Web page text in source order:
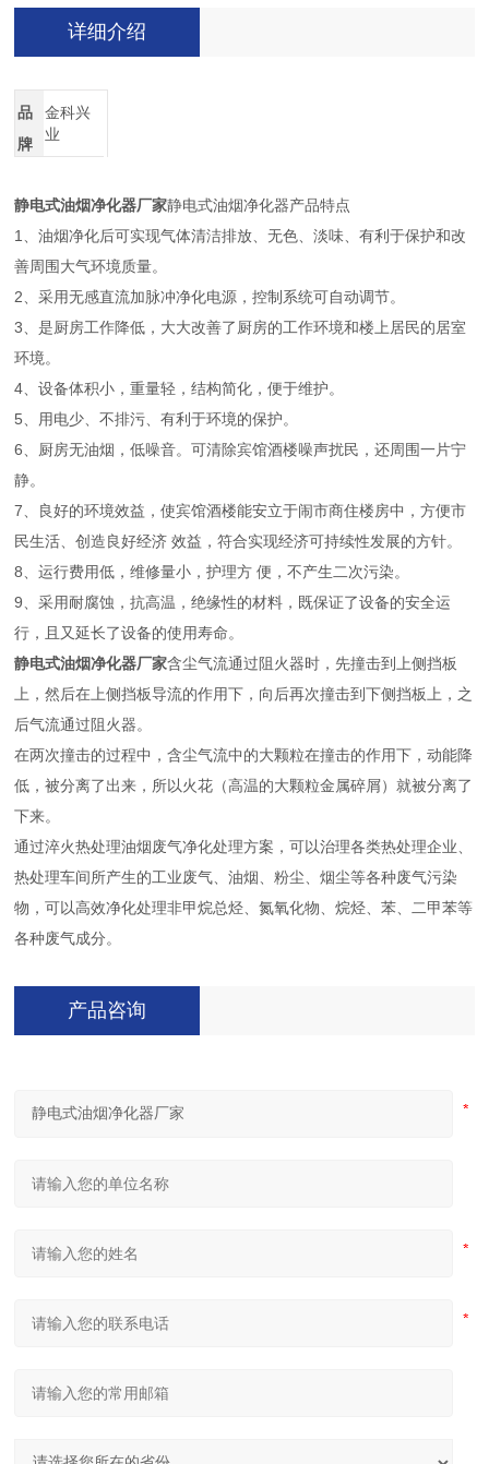
详细介绍
品
牌
金科兴
业
静电式油烟净化器厂家静电式油烟净化器产品特点
1、油烟净化后可实现气体清洁排放、无色、淡味、有利于保护和改
善周围大气环境质量。
2、采用无感直流加脉冲净化电源，控制系统可自动调节。
3、是厨房工作降低，大大改善了厨房的工作环境和楼上居民的居室
环境。
4、设备体积小，重量轻，结构简化，便于维护。
5、用电少、不排污、有利于环境的保护。
6、厨房无油烟，低噪音。可清除宾馆酒楼噪声扰民，还周围一片宁
静。
7、良好的环境效益，使宾馆酒楼能安立于闹市商住楼房中，方便市
民生活、创造良好经济 效益，符合实现经济可持续性发展的方针。
8、运行费用低，维修量小，护理方 便，不产生二次污染。
9、采用耐腐蚀，抗高温，绝缘性的材料，既保证了设备的安全运
行，且又延长了设备的使用寿命。
静电式油烟净化器厂家含尘气流通过阻火器时，先撞击到上侧挡板
上，然后在上侧挡板导流的作用下，向后再次撞击到下侧挡板上，之
后气流通过阻火器。
在两次撞击的过程中，含尘气流中的大颗粒在撞击的作用下，动能降
低，被分离了出来，所以火花（高温的大颗粒金属碎屑）就被分离了
下来。
通过淬火热处理油烟废气净化处理方案，可以治理各类热处理企业、
热处理车间所产生的工业废气、油烟、粉尘、烟尘等各种废气污染
物，可以高效净化处理非甲烷总烃、氮氧化物、烷烃、苯、二甲苯等
各种废气成分。
产品咨询